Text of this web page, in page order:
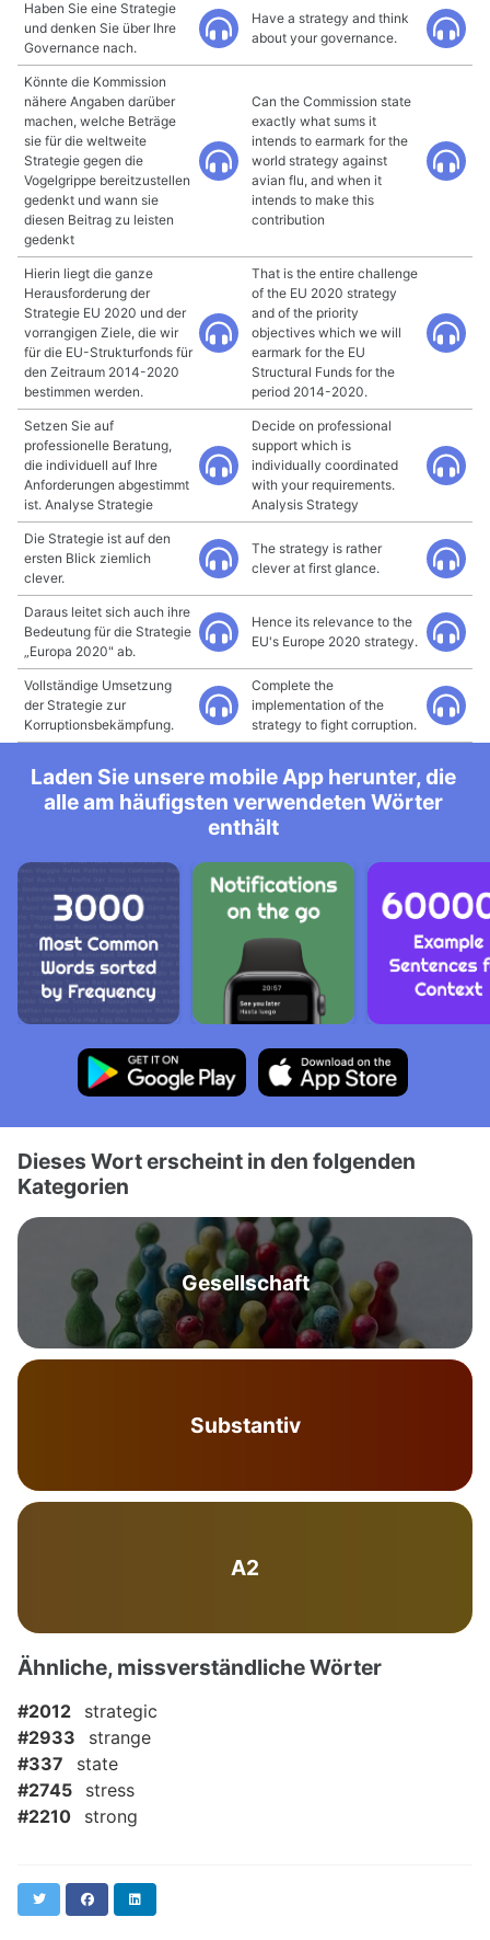
Haben Sie eine Strategie
und denken Sie über Ihre
Governance nach.
Have a strategy and think
about your governance.
Könnte die Kommission
nähere Angaben darüber
machen, welche Beträge
sie für die weltweite
Strategie gegen die
Vogelgrippe bereitzustellen
gedenkt und wann sie
diesen Beitrag zu leisten
gedenkt
Can the Commission state
exactly what sums it
intends to earmark for the
world strategy against
avian flu, and when it
intends to make this
contribution
Hierin liegt die ganze
Herausforderung der
Strategie EU 2020 und der
vorrangigen Ziele, die wir
für die EU-Strukturfonds für
den Zeitraum 2014-2020
bestimmen werden.
That is the entire challenge
of the EU 2020 strategy
and of the priority
objectives which we will
earmark for the EU
Structural Funds for the
period 2014-2020.
Setzen Sie auf
professionelle Beratung,
die individuell auf Ihre
Anforderungen abgestimmt
ist. Analyse Strategie
Decide on professional
support which is
individually coordinated
with your requirements.
Analysis Strategy
Die Strategie ist auf den
ersten Blick ziemlich
clever.
The strategy is rather
clever at first glance.
Daraus leitet sich auch ihre
Bedeutung für die Strategie
„Europa 2020" ab.
Hence its relevance to the
EU's Europe 2020 strategy.
Vollständige Umsetzung
der Strategie zur
Korruptionsbekämpfung.
Complete the
implementation of the
strategy to fight corruption.
Laden Sie unsere mobile App herunter, die
alle am häufigsten verwendeten Wörter
enthält
Dieses Wort erscheint in den folgenden
Kategorien
Gesellschaft
Substantiv
A2
Ähnliche, missverständliche Wörter
#2012
strategic
#2933
strange
#337
state
#2745
stress
#2210
strong
Twitter Facebook